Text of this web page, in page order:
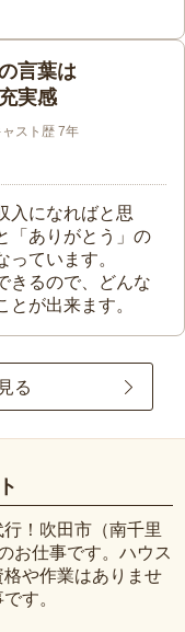
言葉は
実感
スト歴 7年
入になればと思
「ありがとう」の
ています。
きるので、どんな
が出来ます。
る
！吹田市（南千里
お仕事です。ハウス
や作業はありませ
す。